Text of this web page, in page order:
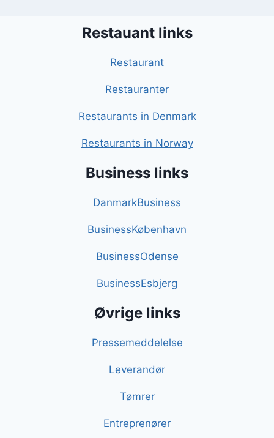
Restauant links
Restaurant
Restauranter
Restaurants in Denmark
Restaurants in Norway
Business links
DanmarkBusiness
BusinessKøbenhavn
BusinessOdense
BusinessEsbjerg
Øvrige links
Pressemeddelelse
Leverandør
Tømrer
Entreprenører